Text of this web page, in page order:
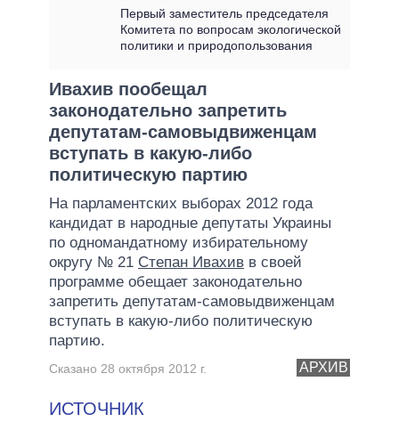
ГЛАВЫ ОБЛАДМИНИСТРАЦИЙ
СРАВНЕНИЕ ПОЛИТИКОВ
Первый заместитель председателя
Комитета по вопросам экологической
политики и природопользования
Ивахив пообещал
законодательно запретить
депутатам-самовыдвиженцам
вступать в какую-либо
политическую партию
На парламентских выборах 2012 года
кандидат в народные депутаты Украины
по одномандатному избирательному
округу № 21 Степан Ивахив в своей
программе обещает законодательно
запретить депутатам-самовыдвиженцам
вступать в какую-либо политическую
партию.
АРХИВ
Сказано 28 октября 2012 г.
ИСТОЧНИК